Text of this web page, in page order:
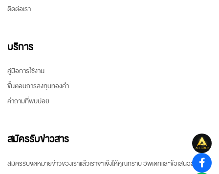
ติดต่อเรา
บริการ
คู่มือการใช้งาน
ขั้นตอนการลงทุนทองคำ
คำถามที่พบบ่อย
สมัครรับข่าวสาร
สมัครรับจดหมายข่าวของเราแล้วเราจะแจ้งให้คุณทราบ อัพเดทและข้อเสนอล่าสุด